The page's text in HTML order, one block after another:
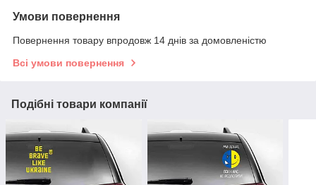
Умови повернення
Повернення товару впродовж 14 днів за домовленістю
Всі умови повернення
Подібні товари компанії